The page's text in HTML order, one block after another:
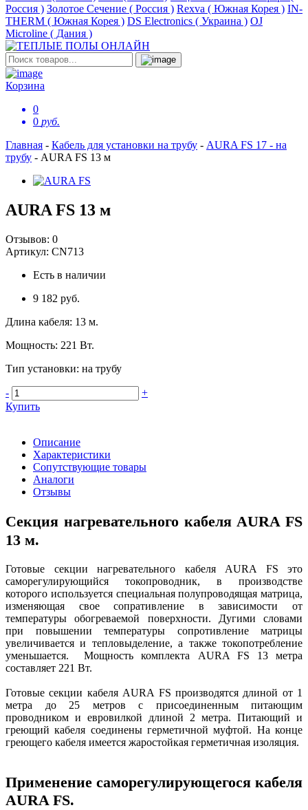
Россия ) Золотое Сечение ( Россия ) Rexva ( Южная Корея ) IN-
THERM ( Южная Корея ) DS Electronics ( Украина ) OJ
Microline ( Дания )
Корзина
0
0 руб.
Главная - Кабель для установки на трубу - AURA FS 17 - на
трубу - AURA FS 13 м
AURA FS 13 м
Отзывов: 0
Артикул: CN713
Есть в наличии
9 182 руб.
Длина кабеля: 13 м.
Мощность: 221 Вт.
Тип установки: на трубу
-
+
Купить
Описание
Характеристики
Сопутствующие товары
Аналоги
Отзывы
Секция нагревательного кабеля AURA FS
13 м.
Готовые секции нагревательного кабеля AURA FS это
саморегулирующийся токопроводник, в производстве
которого используется специальная полупроводящая матрица,
изменяющая свое сопративление в зависимости от
температуры обогреваемой поверхности. Дугими словами
при повышении температуры сопротивление матрицы
увеличивается и тепловыделение, а также токопотребление
уменьшается. Мощность комплекта AURA FS 13 метра
составляет 221 Вт.
Готовые секции кабеля AURA FS производятся длиной от 1
метра до 25 метров с присоединенным питающим
проводником и евровилкой длиной 2 метра. Питающий и
греющий кабеля соединены герметичной муфтой. На конце
греющего кабеля имеется жаростойкая герметичная изоляция.
Применение саморегулирующегося кабеля
AURA FS.